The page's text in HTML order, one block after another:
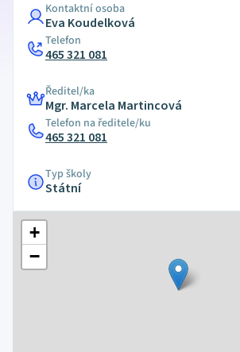
Kontaktní osoba
Eva Koudelková
Telefon
465 321 081
Ředitel/ka
Mgr. Marcela Martincová
Telefon na ředitele/ku
465 321 081
Typ školy
Státní
+
−